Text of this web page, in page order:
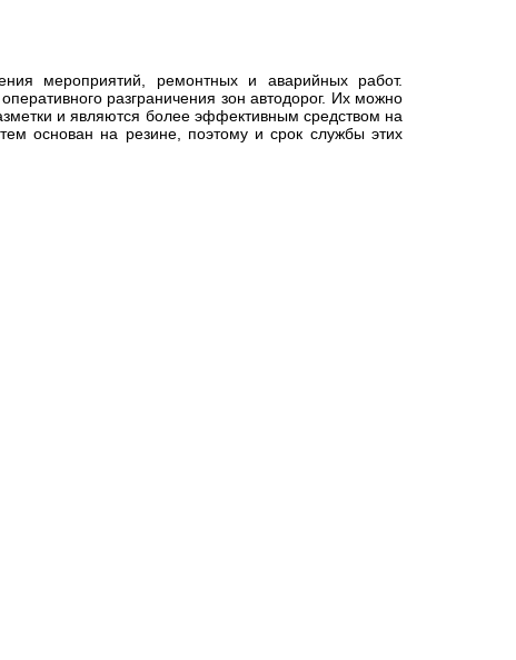
мероприятий, ремонтных и аварийных работ.
разграничения зон автодорог. Их можно
и являются более эффективным средством на
основан на резине, поэтому и срок службы этих